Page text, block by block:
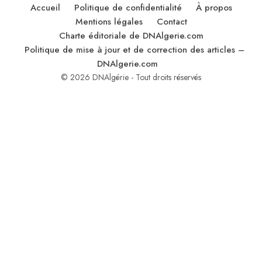
Accueil Politique de confidentialité
À propos
Mentions légales
Contact
Charte éditoriale de DNAlgerie.com
Politique de mise à jour et de correction des articles –
DNAlgerie.com
© 2026 DNAlgérie - Tout droits réservés